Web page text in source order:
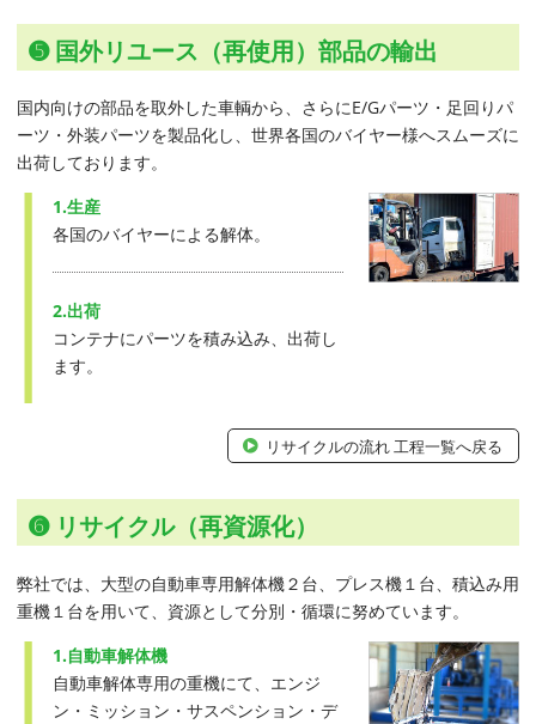
➎ 国外リユース（再使用）部品の輸出
国内向けの部品を取外した車輌から、さらにE/Gパーツ・足回りパ
ーツ・外装パーツを製品化し、世界各国のバイヤー様へスムーズに
出荷しております。
1.生産
各国のバイヤーによる解体。
2.出荷
コンテナにパーツを積み込み、出荷し
ます。
リサイクルの流れ 工程一覧へ戻る
➏ リサイクル（再資源化）
弊社では、大型の自動車専用解体機２台、プレス機１台、積込み用
重機１台を用いて、資源として分別・循環に努めています。
1.自動車解体機
自動車解体専用の重機にて、エンジ
ン・ミッション・サスペンション・デ